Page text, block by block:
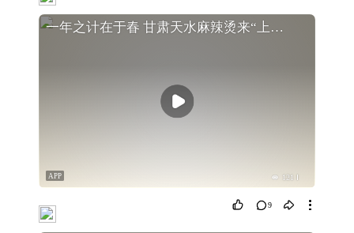
一年之计在于春 甘肃天水麻辣烫来“上分”！
121
APP
9